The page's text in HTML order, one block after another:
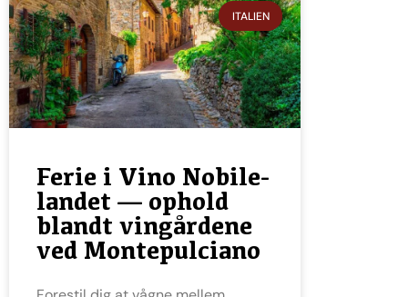
ITALIEN
Ferie i Vino Nobile-
landet — ophold
blandt vingårdene
ved Montepulciano